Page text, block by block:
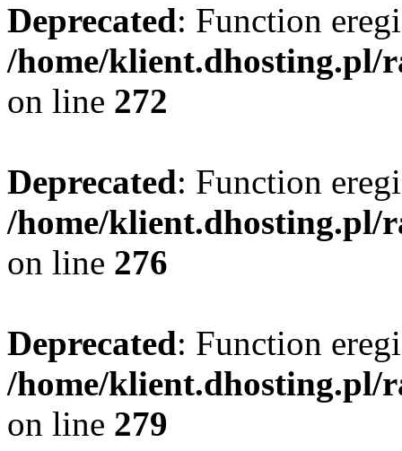
Deprecated: Function
/home/klient.dhosting.pl/
on line 272
Deprecated: Function
/home/klient.dhosting.pl/
on line 276
Deprecated: Function
/home/klient.dhosting.pl/
on line 279